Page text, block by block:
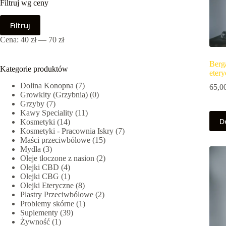
Filtruj wg ceny
Cena
min.
Cena
maks.Filtruj
Cena: 40 zł— 70 zł
Kategorie produktów
Dolina Konopna (7)
Growkity (Grzybnia) (0)
Grzyby (7)
Kawy Speciality (11)
Kosmetyki (14)
Kosmetyki - Pracownia Iskry (7)
Maści przeciwbólowe (15)
Mydła (3)
Oleje tłoczone z nasion (2)
Olejki CBD (4)
Olejki CBG (1)
Olejki Eteryczne (8)
Plastry Przeciwbólowe (2)
Problemy skórne (1)
Suplementy (39)
Żywność (1)